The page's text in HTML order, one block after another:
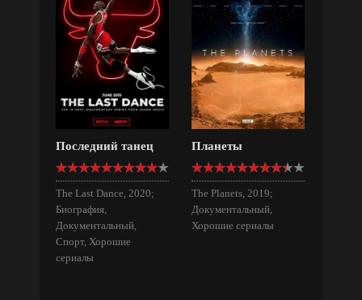
Последний танец
The Last Dance, 2020;
Биография,
Документальный,
Спорт, Хорошие
сериалы
Планеты
The Planets, 2019;
Документальный,
Хорошие сериалы